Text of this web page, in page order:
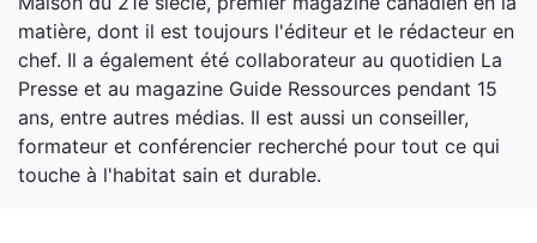
matière, dont il est toujours l'éditeur et le rédacteur en
chef. Il a également été collaborateur au quotidien La
Presse et au magazine Guide Ressources pendant 15
ans, entre autres médias. Il est aussi un conseiller,
formateur et conférencier recherché pour tout ce qui
touche à l'habitat sain et durable.